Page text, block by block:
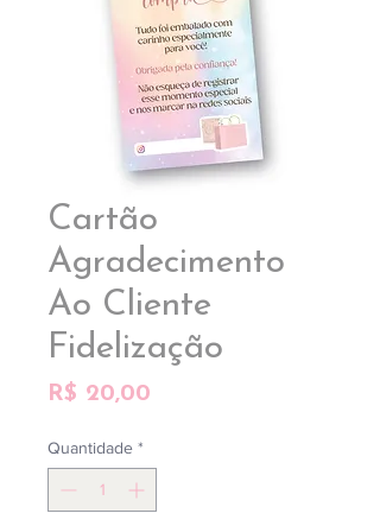
Cartão
Agradecimento
Ao Cliente
Fidelização
R$ 20,00
Quantidade *